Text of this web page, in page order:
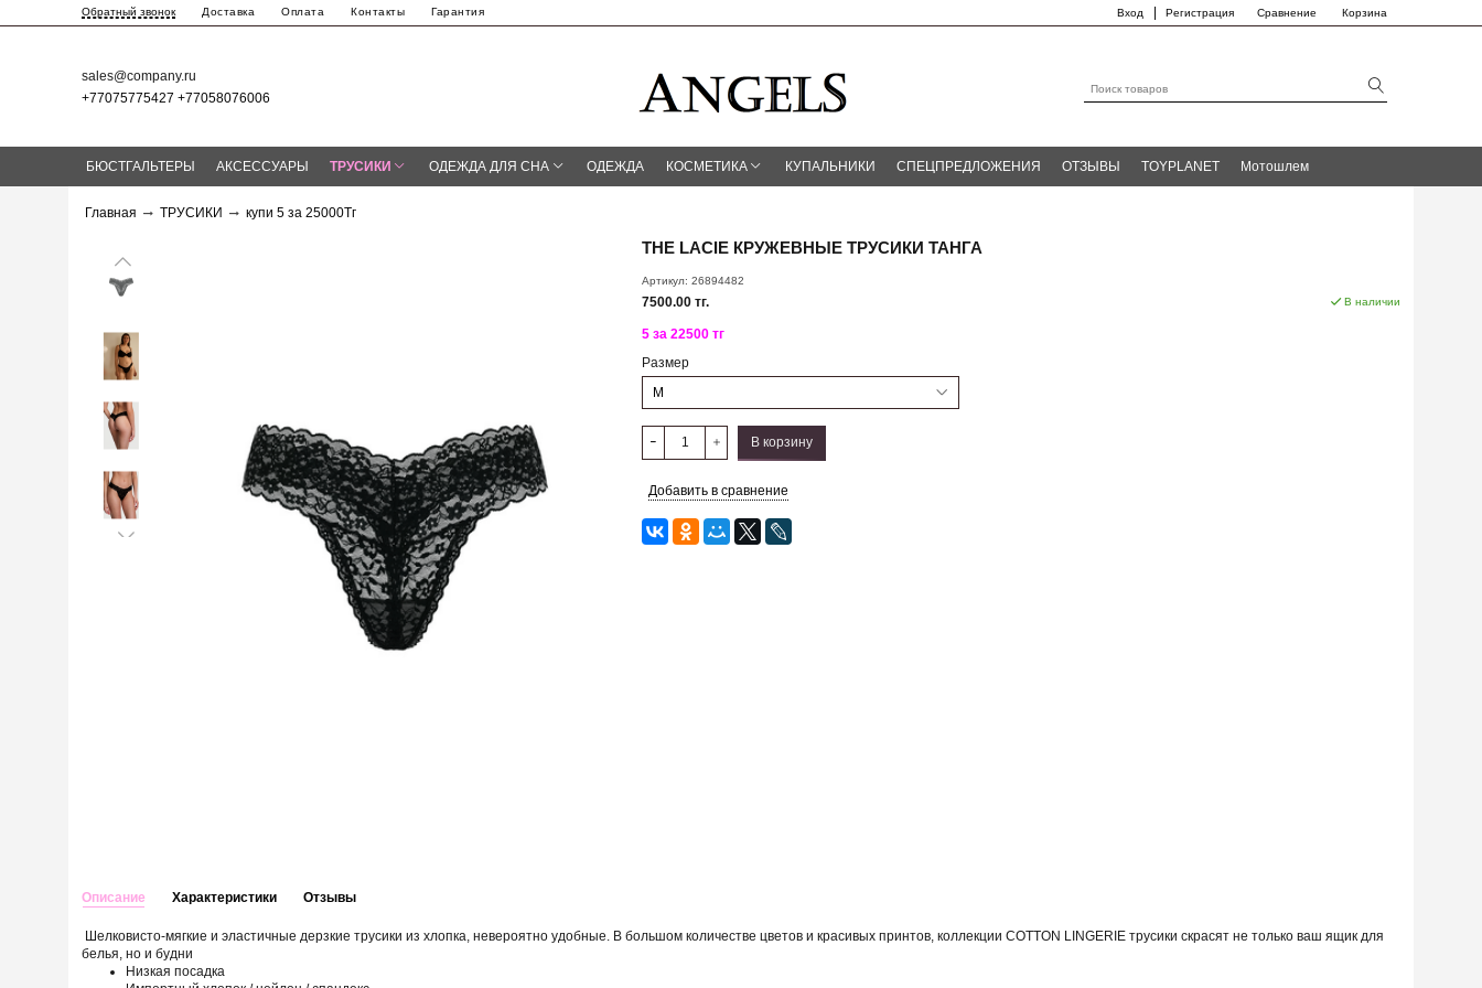
Обратный звонок Доставка Оплата Контакты Гарантия Вход Регистрация Сравнение Корзина
sales@company.ru
+77075775427 +77058076006
БЮСТГАЛЬТЕРЫ АКСЕССУАРЫ ТРУСИКИ ОДЕЖДА ДЛЯ СНА ОДЕЖДА КОСМЕТИКА КУПАЛЬНИКИ СПЕЦПРЕДЛОЖЕНИЯ ОТЗЫВЫ TOYPLANET Мотошлем
Главная ТРУСИКИ купи 5 за 25000Тг
THE LACIE КРУЖЕВНЫЕ ТРУСИКИ ТАНГА
Артикул: 26894482
7500.00 тг. В наличии
5 за 22500 тг
Размер
В корзину
Добавить в сравнение
Описание
Шелковисто-мягкие и эластичные дерзкие трусики из хлопка, невероятно удобные. В большом количестве цветов и красивых принтов, коллекции COTTON LINGERIE трусики скрасят не только ваш ящик для
белья, но и будни
Низкая посадка
Характеристики Отзывы